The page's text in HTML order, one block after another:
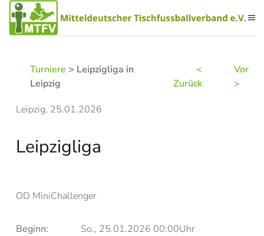
Zum Hauptinhalt springen
Turniere > Leipzigliga in
Leipzig
<
Zurück
Vor
>
Leipzig, 25.01.2026
Leipzigliga
OD MiniChallenger
Beginn: So., 25.01.2026 00:00Uhr